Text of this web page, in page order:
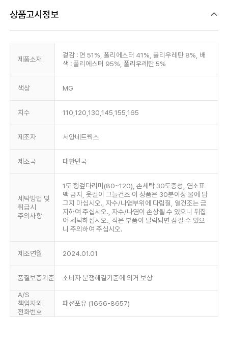
상품고시정보
제품소재
겉감 : 면 51%, 폴리에스터 41%, 폴리우레탄 8%, 배
색 : 폴리에스터 95%, 폴리우레탄 5%
색상 MG
치수 110,120,130,145,155,165
제조자 서양네트웍스
제조국 대한민국
세탁방법 및
취급시
주의사항
1도 헝겊다리미(80~120), 손세탁 30도중성, 염소표
백 금지, 옷걸이 그늘건조 이 상품은 30분이상 물에 담
그지 마십시오., 자수/나염부위에 다림질, 열건조는 금
지하여 주십시오., 자수/나염이 손상될 수 있으니 뒤집
어 세탁하십시오., 작은 부품이 탈락되면 삼킬 수 있으
니 주의하여 주십시오.
제조연월 2024.01.01
품질보증기준 소비자 분쟁해결기준에 의거 보상
A/S
책임자와
전화번호
패션포유 (1666-8657)